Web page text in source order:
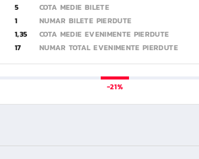
5 COTA MEDIE BILETE
1 NUMAR BILETE PIERDUTE
1,35 COTA MEDIE EVENIMENTE PIERDUTE
17 NUMAR TOTAL EVENIMENTE PIERDUTE
-21%